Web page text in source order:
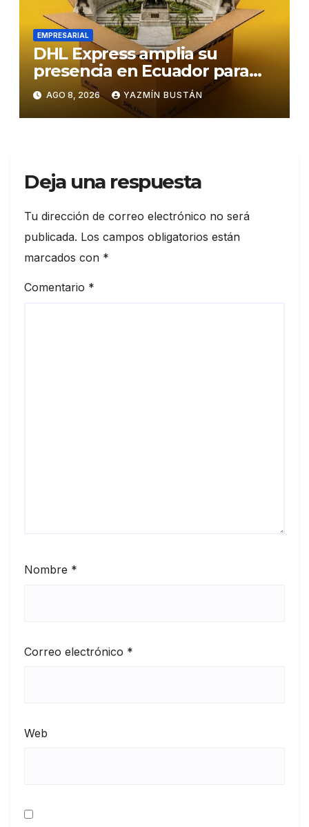
EMPRESARIAL
DHL Express amplia su
presencia en Ecuador para
responder al crecimiento de
las exportaciones
AGO 8, 2026 YAZMÍN BUSTÁN
Deja una respuesta
Tu dirección de correo electrónico no será
publicada. Los campos obligatorios están
marcados con *
Comentario *
Nombre *
Correo electrónico *
Web